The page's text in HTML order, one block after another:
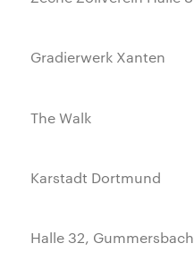
Gradierwerk Xanten
The Walk
Karstadt Dortmund
Halle 32, Gummersbach